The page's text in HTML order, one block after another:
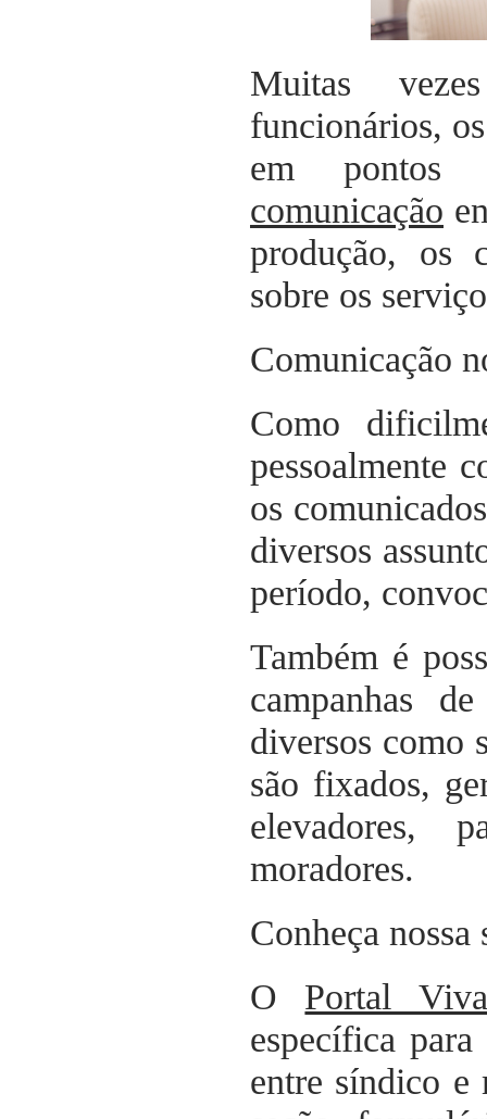
Muitas
funcionários,
em pontos
comunicação
produção, os
sobre os
Comunicação
Como
pessoalmente
os
diversos
período,
Também é
campanhas
diversos como
são fixados,
elevadores,
moradores.
Conheça
O Portal
específica
entre síndico e